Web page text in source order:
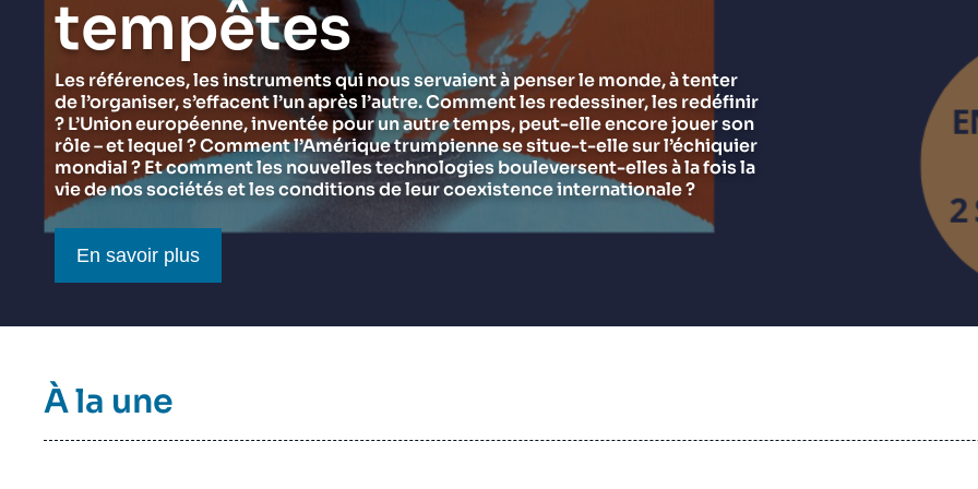
Think tank : notre définition
Partenariats et réseaux
Nous soutenir en tant que professionnel
Chercheurs
Ramses
Politique étrangère
Podcast
Proche-Orient
Intelligence artificielle
Guerre en Ukraine
OTAN
Asie et Indo-Pacifique
Europe
Russie - Eurasie
Afrique du Nord et Moyen-Orient
du Ramses 2027
Jeudi 17 septembre 2026 17:30
tempêtes
Les références, les instruments qui nous servaient à penser le monde, à tenter
de l’organiser, s’effacent l’un après l’autre. Comment les redessiner, les redéfinir
? L’Union européenne, inventée pour un autre temps, peut-elle encore jouer son
rôle – et lequel ? Comment l’Amérique trumpienne se situe-t-elle sur l’échiquier
mondial ? Et comment les nouvelles technologies bouleversent-elles à la fois la
vie de nos sociétés et les conditions de leur coexistence internationale ?
Bouton CTA
En savoir plus
Titre
bloc
À la une